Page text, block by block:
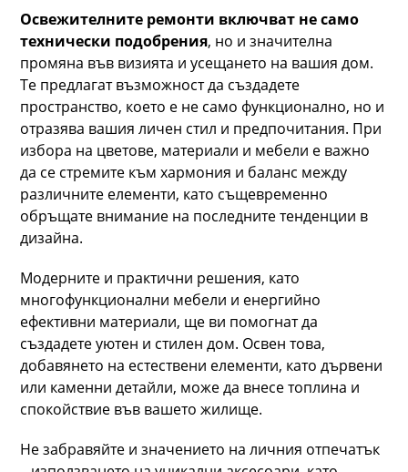
Освежителните ремонти включват не само
технически подобрения, но и значителна
промяна във визията и усещането на вашия дом.
Те предлагат възможност да създадете
пространство, което е не само функционално, но и
отразява вашия личен стил и предпочитания. При
избора на цветове, материали и мебели е важно
да се стремите към хармония и баланс между
различните елементи, като същевременно
обръщате внимание на последните тенденции в
дизайна.
Модерните и практични решения, като
многофункционални мебели и енергийно
ефективни материали, ще ви помогнат да
създадете уютен и стилен дом. Освен това,
добавянето на естествени елементи, като дървени
или каменни детайли, може да внесе топлина и
спокойствие във вашето жилище.
Не забравяйте и значението на личния отпечатък